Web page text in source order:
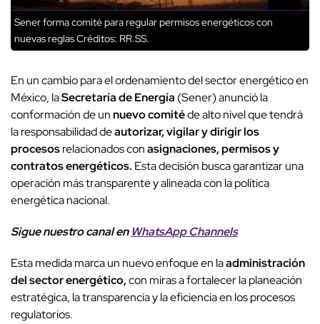
Sener forma comité para regular permisos energéticos con
nuevas reglasCréditos: RR.SS.
En un cambio para el ordenamiento del sector energético en
México, laSecretaría de Energía (Sener) anunció la
conformación de unnuevo comitéde alto nivel que tendrá
la responsabilidad deautorizar, vigilar y dirigir los
procesosrelacionados conasignaciones, permisos y
contratos energéticos. Esta decisión busca garantizar una
operación más transparente y alineada con la política
energética nacional.
Sigue nuestro canal en WhatsApp Channels
Esta medida marca un nuevo enfoque en laadministración
del sector energético,con miras a fortalecer la planeación
estratégica, la transparencia y la eficiencia en los procesos
regulatorios.